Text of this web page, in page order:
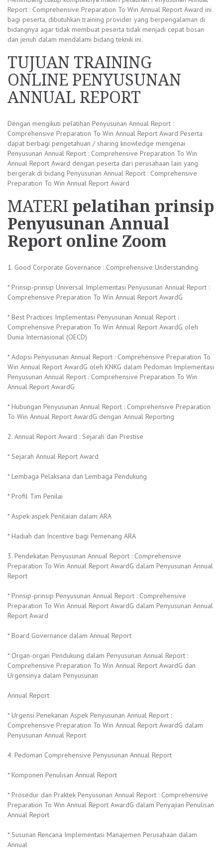
Report : Comprehensive Preparation To Win Annual Report Award ini
bagi peserta, dibutuhkan training provider yang berpengalaman di
bidangnya agar tidak membuat peserta tidak menjadi cepat bosan
dan jenuh dalam mendalami bidang teknik ini.
TUJUAN TRAINING
ONLINE PENYUSUNAN
ANNUAL REPORT
Dengan mengikuti pelatihan Penyusunan Annual Report :
Comprehensive Preparation To Win Annual Report Award Peserta
dapat berbagi pengetahuan / sharing knowledge mengenai
Penyusunan Annual Report : Comprehensive Preparation To Win
Annual Report Award dengan peserta dari perusahaan lain yang
bergerak di bidang Penyusunan Annual Report : Comprehensive
Preparation To Win Annual Report Award
MATERI pelatihan prinsip
Penyusunan Annual
Report online Zoom
1. Good Corporate Governance : Comprehensive Understanding
* Prinsip-prinsip Universal Implementasi Penyusunan Annual Report :
Comprehensive Preparation To Win Annual Report AwardG
* Best Practices Implementasi Penyusunan Annual Report :
Comprehensive Preparation To Win Annual Report AwardG oleh
Dunia Internasional (OECD)
* Adopsi Penyusunan Annual Report : Comprehensive Preparation To
Win Annual Report AwardG oleh KNKG dalam Pedoman Implementasi
Penyusunan Annual Report : Comprehensive Preparation To Win
Annual Report AwardG
* Hubungan Penyusunan Annual Report : Comprehensive Preparation
To Win Annual Report AwardG dengan Annual Reporting
2. Annual Report Award : Sejarah dan Prestise
* Sejarah Annual Report Award
* Lembaga Pelaksana dan Lembaga Pendukung
* Profil Tim Penilai
* Aspek-aspek Penilaian dalam ARA
* Hadiah dan Incentive bagi Pemenang ARA
3. Pendekatan Penyusunan Annual Report : Comprehensive
Preparation To Win Annual Report AwardG dalam Penyusunan Annual
Report
* Prinsip-prinsip Penyusunan Annual Report : Comprehensive
Preparation To Win Annual Report AwardG dalam Penyusunan Annual
Report Award
* Board Governance dalam Annual Report
* Organ-organ Pendukung dalam Penyusunan Annual Report :
Comprehensive Preparation To Win Annual Report AwardG dan
Urgensinya dalam Penyusunan
Annual Report
* Urgensi Penekanan Aspek Penyusunan Annual Report :
Comprehensive Preparation To Win Annual Report AwardG dalam
Penyusunan Annual Report
4. Pedoman Comprehensive Penyusunan Annual Report
* Komponen Penulisan Annual Report
* Prosedur dan Praktek Penyusunan Annual Report : Comprehensive
Preparation To Win Annual Report AwardG dalam Penyajian Penulisan
Annual Report
* Susunan Rencana Implementasi Manajemen Perusahaan dalam
Annual